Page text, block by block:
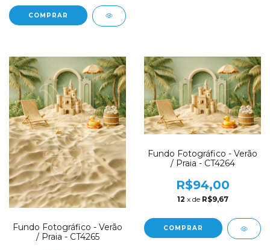
COMPRAR
Fundo Fotográfico - Verão
/ Praia - CT4265
Fundo Fotográfico - Verão
/ Praia - CT4264
R$94,00
12 x de R$9,67
COMPRAR